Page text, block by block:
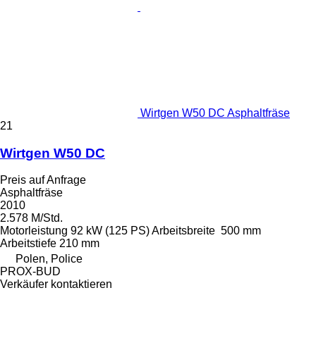
Wirtgen W50 DC Asphaltfräse
21
Wirtgen W50 DC
Preis auf Anfrage
Asphaltfräse
2010
2.578 M/Std.
Motorleistung 92 kW (125 PS)Arbeitsbreite 500 mm
Arbeitstiefe 210 mm
Polen, Police
PROX-BUD
Verkäufer kontaktieren